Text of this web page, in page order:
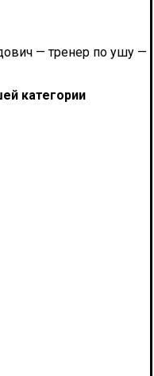
— тренер по ушу —
категории